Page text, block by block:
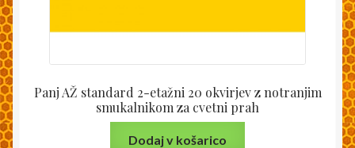
Panj AŽ standard 2-etažni 20 okvirjev z notranjim
smukalnikom za cvetni prah
Dodaj v košarico